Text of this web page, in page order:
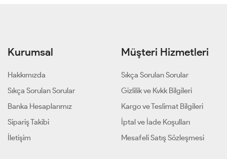
Kurumsal
Hakkımızda
Sıkça Sorulan Sorular
Banka Hesaplarımız
Sipariş Takibi
İletişim
Müşteri Hizmetleri
Sıkça Sorulan Sorular
Gizlilik ve Kvkk Bilgileri
Kargo ve Teslimat Bilgileri
İptal ve İade Koşulları
Mesafeli Satış Sözleşmesi